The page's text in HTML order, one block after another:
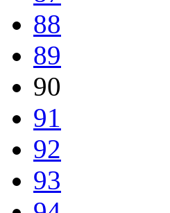
88
89
90
91
92
93